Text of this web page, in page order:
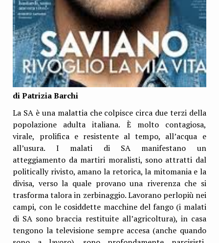
di Patrizia Barchi
La SA è una malattia che colpisce circa due terzi della
popolazione adulta italiana. È molto contagiosa,
virale, prolifica e resistente al tempo, all’acqua e
all’usura. I malati di SA manifestano un
atteggiamento da martiri moralisti, sono attratti dal
politically rivisto, amano la retorica, la mitomania e la
divisa, verso la quale provano una riverenza che si
trasforma talora in zerbinaggio. Lavorano perlopiù nei
campi, con le cosiddette macchine del fango (i malati
di SA sono braccia restituite all’agricoltura), in casa
tengono la televisione sempre accesa (anche quando